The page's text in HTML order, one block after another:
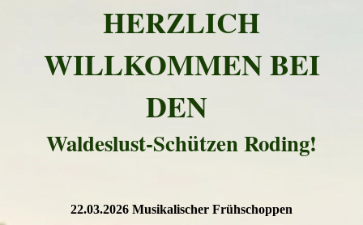
HERZLICH
WILLKOMMEN BEI
DEN
Waldeslust-Schützen Roding!
22.03.2026 Musikalischer Frühschoppen